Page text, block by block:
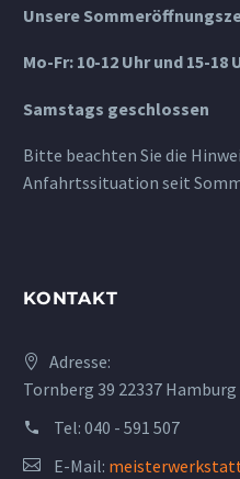
Unsere
Mo-Fr: 10-12 Uhr und 15-18
Samstags geschlossen
Bitte beachten Sie die
Anfahrtssituation seit
KONTAKT
Adresse:
Tornberg 39 22337 Hamburg
Tel: 040 - 591 507
E-Mail: